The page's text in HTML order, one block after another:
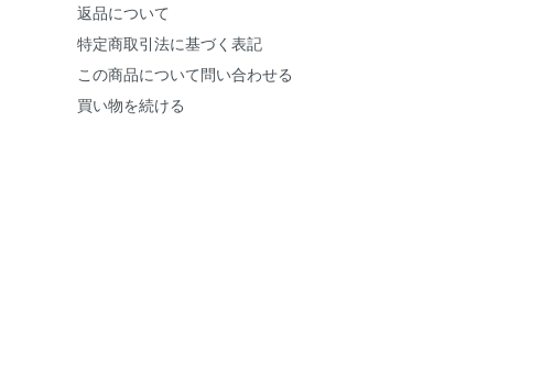
返品について
特定商取引法に基づく表記
この商品について問い合わせる
買い物を続ける